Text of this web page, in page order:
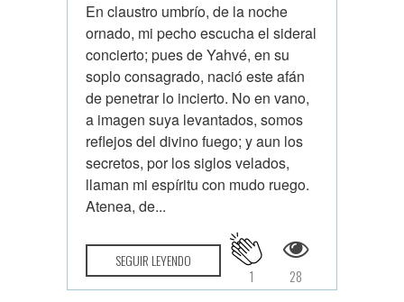
En claustro umbrío, de la noche
ornado, mi pecho escucha el sideral
concierto; pues de Yahvé, en su
soplo consagrado, nació este afán
de penetrar lo incierto. No en vano,
a imagen suya levantados, somos
reflejos del divino fuego; y aun los
secretos, por los siglos velados,
llaman mi espíritu con mudo ruego.
Atenea, de...
SEGUIR LEYENDO
28
1